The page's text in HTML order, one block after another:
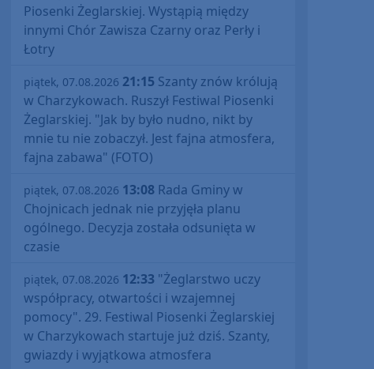
Piosenki Żeglarskiej. Wystąpią między
innymi Chór Zawisza Czarny oraz Perły i
Łotry
piątek, 07.08.2026 21:15 Szanty znów królują
w Charzykowach. Ruszył Festiwal Piosenki
Żeglarskiej. "Jak by było nudno, nikt by
mnie tu nie zobaczył. Jest fajna atmosfera,
fajna zabawa" (FOTO)
piątek, 07.08.2026 13:08 Rada Gminy w
Chojnicach jednak nie przyjęła planu
ogólnego. Decyzja została odsunięta w
czasie
piątek, 07.08.2026 12:33 "Żeglarstwo uczy
współpracy, otwartości i wzajemnej
pomocy". 29. Festiwal Piosenki Żeglarskiej
w Charzykowach startuje już dziś. Szanty,
gwiazdy i wyjątkowa atmosfera